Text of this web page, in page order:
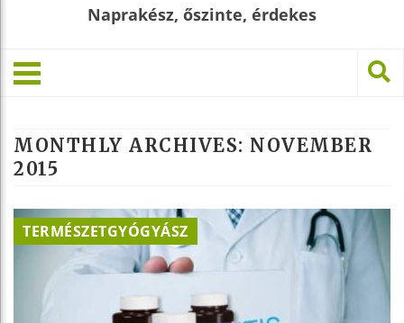
Naprakész, őszinte, érdekes
MONTHLY ARCHIVES: NOVEMBER
2015
TERMÉSZETGYÓGYÁSZ